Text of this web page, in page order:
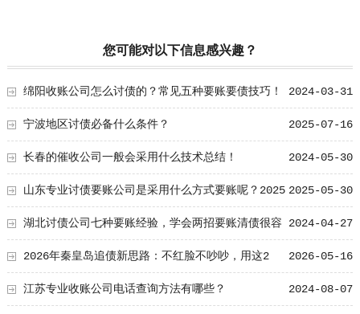
您可能对以下信息感兴趣？
2024-03-31
绵阳收账公司怎么讨债的？常见五种要账要债技巧！
2025-07-16
宁波地区讨债必备什么条件？
2024-05-30
长春的催收公司一般会采用什么技术总结！
2025-05-30
山东专业讨债要账公司是采用什么方式要账呢？2025
年讨债必须具备技巧 2024-04-27
湖北讨债公司七种要账经验，学会两招要账清债很容
易！ 2026-05-16
2026年秦皇岛追债新思路：不红脸不吵吵，用这2
个“共同好友”传话 2024-08-07
江苏专业收账公司电话查询方法有哪些？